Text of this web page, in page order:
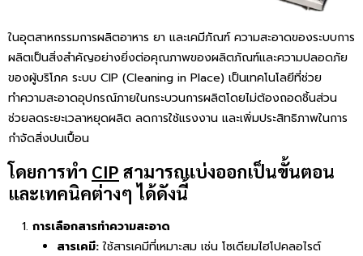
ในอุตสาหกรรมการผลิตอาหาร ยา และเคมีภัณฑ์ ความสะอาดของระบบการ
ผลิตเป็นสิ่งสำคัญอย่างยิ่งต่อคุณภาพของผลิตภัณฑ์และความปลอดภัย
ของผู้บริโภค ระบบ CIP (Cleaning in Place) เป็นเทคโนโลยีที่ช่วย
ทำความสะอาดอุปกรณ์ภายในกระบวนการผลิตโดยไม่ต้องถอดชิ้นส่วน
ช่วยลดระยะเวลาหยุดผลิต ลดการใช้แรงงาน และเพิ่มประสิทธิภาพในการ
กำจัดสิ่งปนเปื้อน
โดยการทำ CIP สามารถแบ่งออกเป็นขั้นตอน
และเทคนิคต่างๆ ได้ดังนี้
การเลือกสารทำความสะอาด
สารเคมี:ใช้สารเคมีที่เหมาะสม เช่น โซเดียมไฮโปคลอไรต์